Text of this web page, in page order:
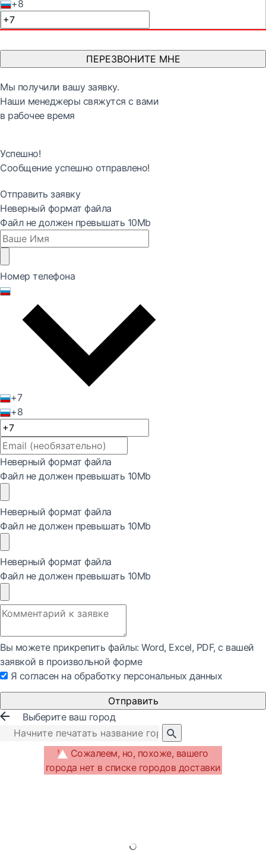
+8
ПЕРЕЗВОНИТЕ МНЕ
Мы получили вашу заявку.
Наши менеджеры свяжутся с вами
в рабочее время
Успешно!
Сообщение успешно отправлено!
Отправить заявку
Неверный формат файла
Файл не должен превышать 10Mb
Номер телефона
+7
+8
Неверный формат файла
Файл не должен превышать 10Mb
Неверный формат файла
Файл не должен превышать 10Mb
Неверный формат файла
Файл не должен превышать 10Mb
Вы можете прикрепить файлы: Word, Exсel, PDF, с вашей
заявкой в произвольной форме
Я согласен на обработку персональных данных
Отправить
Выберите ваш город
Сожалеем, но, похоже, вашего
города нет в списке городов доставки